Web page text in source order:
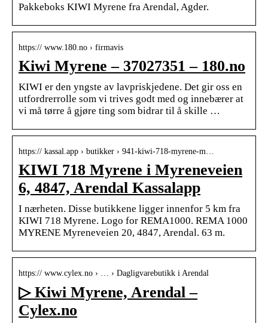
Pakkeboks KIWI Myrene fra Arendal, Agder.
https:// www.180.no › firmavis
Kiwi Myrene – 37027351 – 180.no
KIWI er den yngste av lavpriskjedene. Det gir oss en
utfordrerrolle som vi trives godt med og innebærer at
vi må tørre å gjøre ting som bidrar til å skille …
https:// kassal.app › butikker › 941-kiwi-718-myrene-m…
KIWI 718 Myrene i Myreneveien
6, 4847, Arendal Kassalapp
I nærheten. Disse butikkene ligger innenfor 5 km fra
KIWI 718 Myrene. Logo for REMA1000. REMA 1000
MYRENE Myreneveien 20, 4847, Arendal. 63 m.
https:// www.cylex.no › … › Dagligvarebutikk i Arendal
▷ Kiwi Myrene, Arendal –
Cylex.no